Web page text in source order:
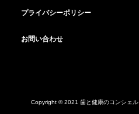
プライバシーポリシー
お問い合わせ
Copyright © 2021 歯と健康のコンシェ